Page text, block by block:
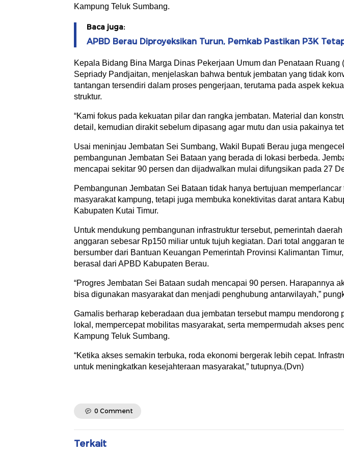
Kampung Teluk Sumbang.
Baca juga:
APBD Berau Diproyeksikan Turun, Pemkab Pastikan P3K
Kepala Bidang Bina Marga Dinas Pekerjaan Umum dan Penataan Ruang
Sepriady Pandjaitan, menjelaskan bahwa bentuk jembatan yang tidak
tantangan tersendiri dalam proses pengerjaan, terutama pada aspek
struktur.
“Kami fokus pada kekuatan pilar dan rangka jembatan. Material dan
detail, kemudian dirakit sebelum dipasang agar mutu dan usia pakainya
Usai meninjau Jembatan Sei Sumbang, Wakil Bupati Berau juga
pembangunan Jembatan Sei Bataan yang berada di lokasi berbeda.
mencapai sekitar 90 persen dan dijadwalkan mulai difungsikan pada 27
Pembangunan Jembatan Sei Bataan tidak hanya bertujuan memperlancar
masyarakat kampung, tetapi juga membuka konektivitas darat antara
Kabupaten Kutai Timur.
Untuk mendukung pembangunan infrastruktur tersebut, pemerintah
anggaran sebesar Rp150 miliar untuk tujuh kegiatan. Dari total anggaran
bersumber dari Bantuan Keuangan Pemerintah Provinsi Kalimantan
berasal dari APBD Kabupaten Berau.
“Progres Jembatan Sei Bataan sudah mencapai 90 persen. Harapannya
bisa digunakan masyarakat dan menjadi penghubung antarwilayah,”
Gamalis berharap keberadaan dua jembatan tersebut mampu mendorong
lokal, mempercepat mobilitas masyarakat, serta mempermudah akses
Kampung Teluk Sumbang.
“Ketika akses semakin terbuka, roda ekonomi bergerak lebih cepat.
untuk meningkatkan kesejahteraan masyarakat,” tutupnya.(Dvn)
0 Comment
Terkait